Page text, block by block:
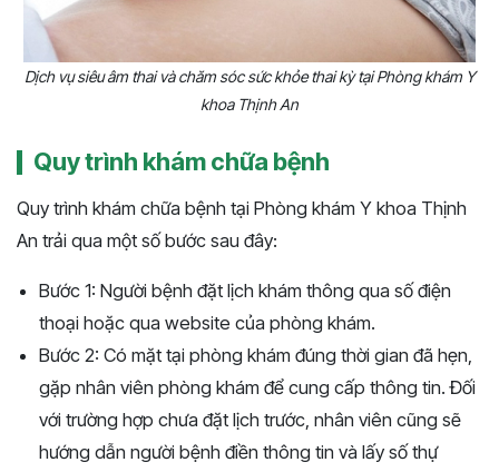
Dịch vụ siêu âm thai và chăm sóc sức khỏe thai kỳ tại Phòng khám Y
khoa Thịnh An
Quy trình khám chữa bệnh
Quy trình khám chữa bệnh tại Phòng khám Y khoa Thịnh
An trải qua một số bước sau đây:
Bước 1: Người bệnh đặt lịch khám thông qua số điện
thoại hoặc qua website của phòng khám.
Bước 2: Có mặt tại phòng khám đúng thời gian đã hẹn,
gặp nhân viên phòng khám để cung cấp thông tin. Đối
với trường hợp chưa đặt lịch trước, nhân viên cũng sẽ
hướng dẫn người bệnh điền thông tin và lấy số thự